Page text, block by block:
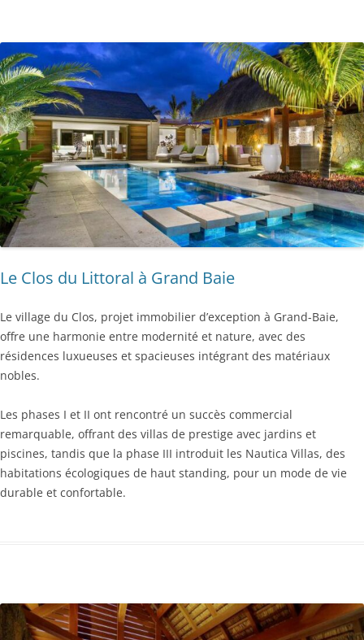
Le Clos du Littoral à Grand Baie
Le village du Clos, projet immobilier d’exception à Grand-Baie,
offre une harmonie entre modernité et nature, avec des
résidences luxueuses et spacieuses intégrant des matériaux
nobles.
Les phases I et II ont rencontré un succès commercial
remarquable, offrant des villas de prestige avec jardins et
piscines, tandis que la phase III introduit les Nautica Villas, des
habitations écologiques de haut standing, pour un mode de vie
durable et confortable.